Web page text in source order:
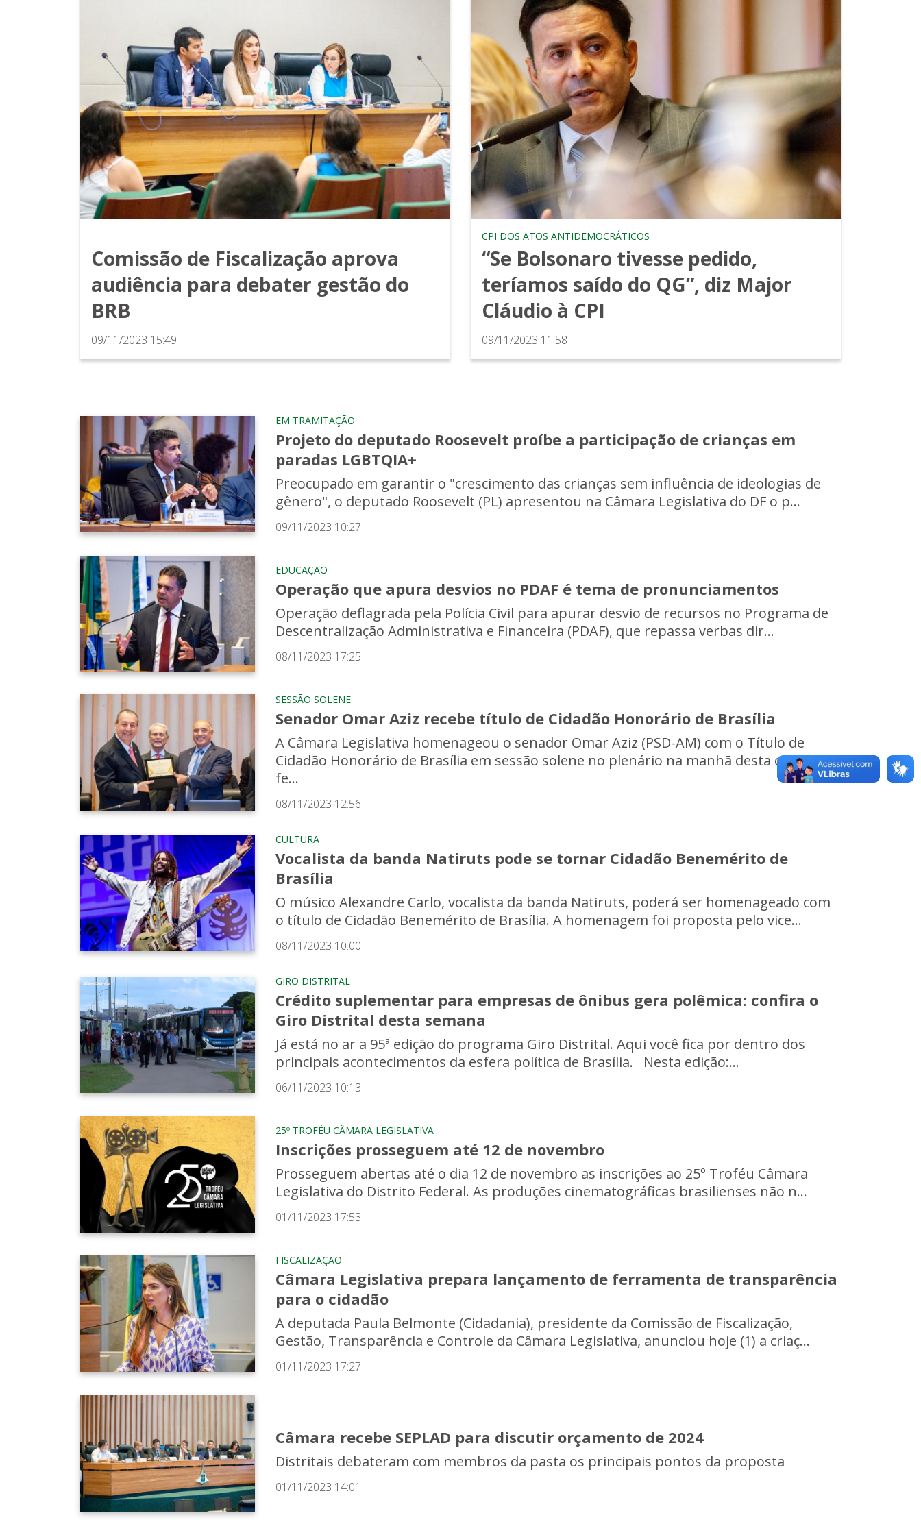
Comissão de Fiscalização aprova
audiência para debater gestão do
BRB
09/11/2023 15:49
CPI DOS ATOS ANTIDEMOCRÁTICOS
“Se Bolsonaro tivesse pedido,
teríamos saído do QG”, diz Major
Cláudio à CPI
09/11/2023 11:58
EM TRAMITAÇÃO
Projeto do deputado Roosevelt proíbe a participação de crianças em
paradas LGBTQIA+
Preocupado em garantir o "crescimento das crianças sem influência de ideologias de
gênero", o deputado Roosevelt (PL) apresentou na Câmara Legislativa do DF o p...
09/11/2023 10:27
EDUCAÇÃO
Operação que apura desvios no PDAF é tema de pronunciamentos
Operação deflagrada pela Polícia Civil para apurar desvio de recursos no Programa de
Descentralização Administrativa e Financeira (PDAF), que repassa verbas dir...
08/11/2023 17:25
SESSÃO SOLENE
Senador Omar Aziz recebe título de Cidadão Honorário de Brasília
A Câmara Legislativa homenageou o senador Omar Aziz (PSD-AM) com o Título de
Cidadão Honorário de Brasília em sessão solene no plenário na manhã desta quarta-
fe...
08/11/2023 12:56
CULTURA
Vocalista da banda Natiruts pode se tornar Cidadão Benemérito de
Brasília
O músico Alexandre Carlo, vocalista da banda Natiruts, poderá ser homenageado com
o título de Cidadão Benemérito de Brasília. A homenagem foi proposta pelo vice...
08/11/2023 10:00
GIRO DISTRITAL
Crédito suplementar para empresas de ônibus gera polêmica: confira o
Giro Distrital desta semana
Já está no ar a 95ª edição do programa Giro Distrital. Aqui você fica por dentro dos
principais acontecimentos da esfera política de Brasília. Nesta edição:...
06/11/2023 10:13
25º TROFÉU CÂMARA LEGISLATIVA
Inscrições prosseguem até 12 de novembro
Prosseguem abertas até o dia 12 de novembro as inscrições ao 25º Troféu Câmara
Legislativa do Distrito Federal. As produções cinematográficas brasilienses não n...
01/11/2023 17:53
FISCALIZAÇÃO
Câmara Legislativa prepara lançamento de ferramenta de transparência
para o cidadão
A deputada Paula Belmonte (Cidadania), presidente da Comissão de Fiscalização,
Gestão, Transparência e Controle da Câmara Legislativa, anunciou hoje (1) a criaç...
01/11/2023 17:27
Câmara recebe SEPLAD para discutir orçamento de 2024
Distritais debateram com membros da pasta os principais pontos da proposta
01/11/2023 14:01